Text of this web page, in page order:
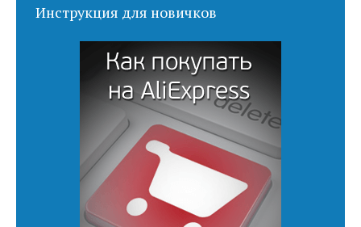
Инструкция для новичков